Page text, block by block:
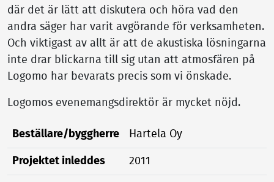
där det är lätt att diskutera och höra vad den
andra säger har varit avgörande för verksamheten.
Och viktigast av allt är att de akustiska lösningarna
inte drar blickarna till sig utan att atmosfären på
Logomo har bevarats precis som vi önskade.
Logomos evenemangsdirektör är mycket nöjd.
Beställare/byggherre Hartela Oy
Projektet inleddes 2011